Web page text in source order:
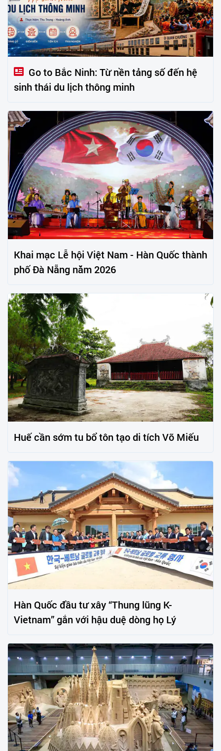
Go to Bắc Ninh: Từ nền tảng số đến hệ
sinh thái du lịch thông minh
Khai mạc Lễ hội Việt Nam - Hàn Quốc thành
phố Đà Nẵng năm 2026
Huế cần sớm tu bổ tôn tạo di tích Võ Miếu
Hàn Quốc đầu tư xây “Thung lũng K-
Vietnam” gắn với hậu duệ dòng họ Lý